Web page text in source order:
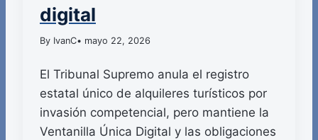
digital
By IvanC• mayo 22, 2026
El Tribunal Supremo anula el registro
estatal único de alquileres turísticos por
invasión competencial, pero mantiene la
Ventanilla Única Digital y las obligaciones